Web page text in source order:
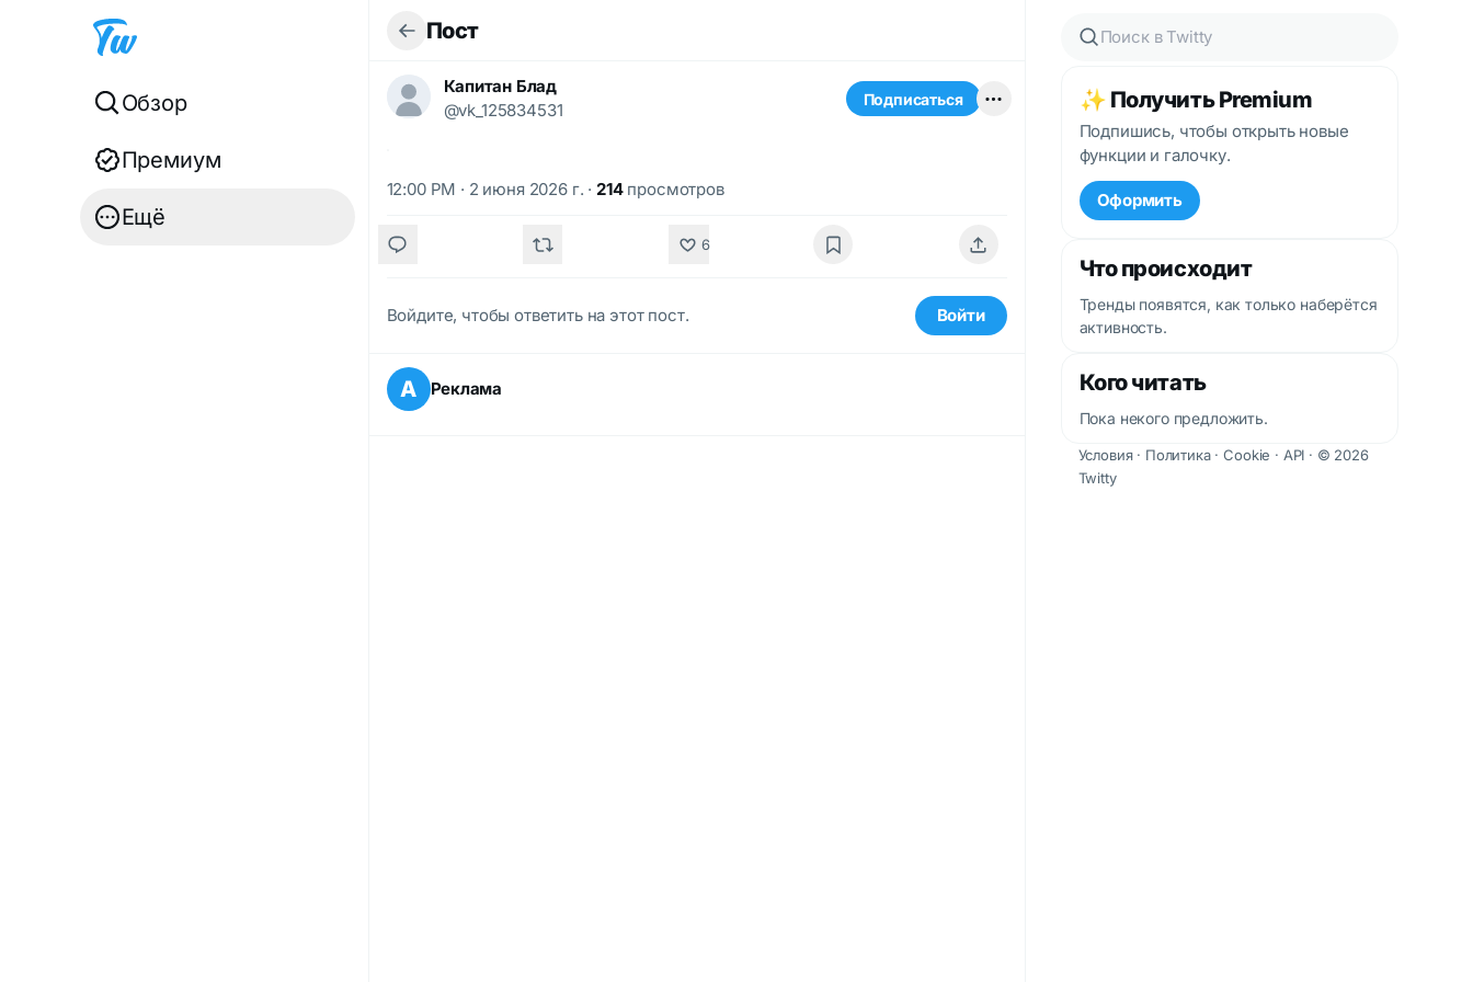
Обзор
Премиум
Ещё
Пост
Капитан Блад
@vk_125834531
Подписаться
12:00 PM · 2 июня 2026 г. · 214просмотров
6
Войдите, чтобы ответить на этот пост. Войти
А Реклама
✨ Получить Premium
Подпишись, чтобы открыть новые
функции и галочку.
Оформить
Что происходит
Тренды появятся, как только наберётся
активность.
Кого читать
Пока некого предложить.
Условия· Политика·Cookie · API · © 2026
Twitty